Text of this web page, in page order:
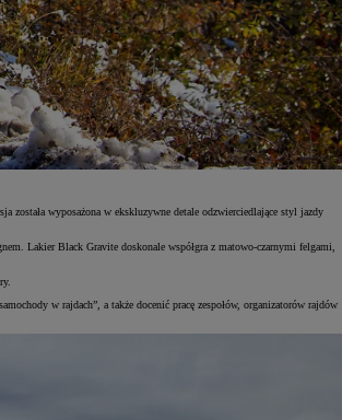
wyposażona w ekskluzywne detale odzwierciedlające styl jazdy
Lakier Black Gravite doskonale współgra z matowo-czarnymi felgami,
w rajdach”, a także docenić pracę zespołów, organizatorów rajdów